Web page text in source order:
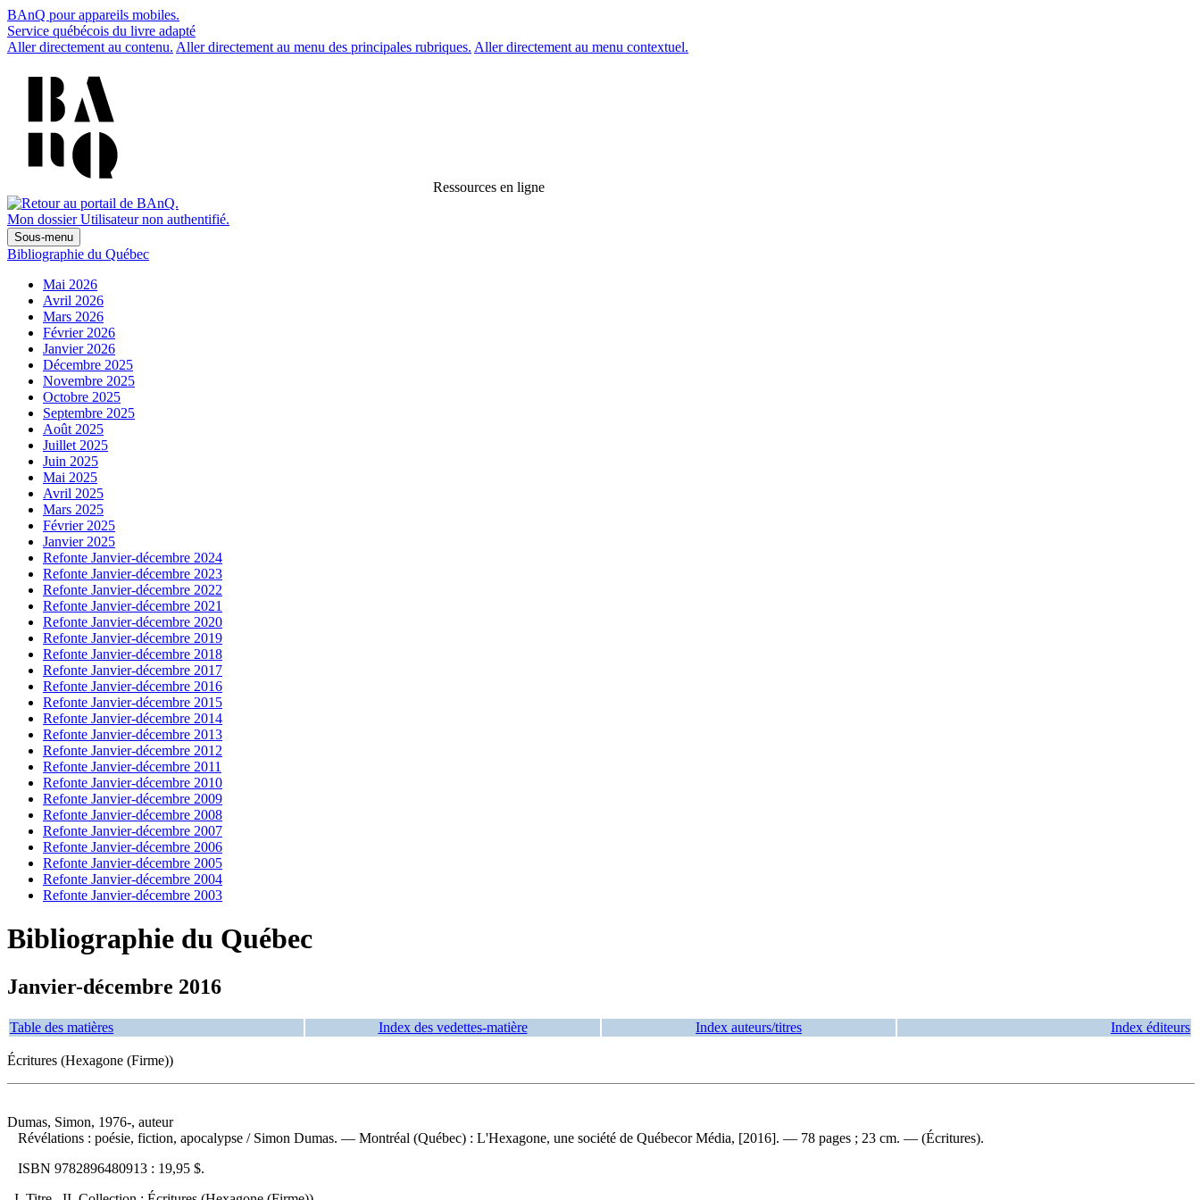
BAnQ pour appareils mobiles.
Service québécois du livre adapté
Aller directement au contenu. Aller directement au menu des principales rubriques. Aller directement au menu contextuel.
Ressources en ligne
Mon dossier Utilisateur non authentifié.
Sous-menu
Bibliographie du Québec
Mai 2026
Avril 2026
Mars 2026
Février 2026
Janvier 2026
Décembre 2025
Novembre 2025
Octobre 2025
Septembre 2025
Août 2025
Juillet 2025
Juin 2025
Mai 2025
Avril 2025
Mars 2025
Février 2025
Janvier 2025
Refonte Janvier-décembre 2024
Refonte Janvier-décembre 2023
Refonte Janvier-décembre 2022
Refonte Janvier-décembre 2021
Refonte Janvier-décembre 2020
Refonte Janvier-décembre 2019
Refonte Janvier-décembre 2018
Refonte Janvier-décembre 2017
Refonte Janvier-décembre 2016
Refonte Janvier-décembre 2015
Refonte Janvier-décembre 2014
Refonte Janvier-décembre 2013
Refonte Janvier-décembre 2012
Refonte Janvier-décembre 2011
Refonte Janvier-décembre 2010
Refonte Janvier-décembre 2009
Refonte Janvier-décembre 2008
Refonte Janvier-décembre 2007
Refonte Janvier-décembre 2006
Refonte Janvier-décembre 2005
Refonte Janvier-décembre 2004
Refonte Janvier-décembre 2003
Bibliographie du Québec
Janvier-décembre 2016
Table des matières Index des vedettes-matière Index auteurs/titres Index éditeurs
Écritures (Hexagone (Firme))
Dumas, Simon, 1976-, auteur
Révélations : poésie, fiction, apocalypse / Simon Dumas. — Montréal (Québec) : L'Hexagone, une société de Québecor Média, [2016]. — 78 pages ; 23 cm. — (Écritures).
ISBN 9782896480913 : 19,95 $.